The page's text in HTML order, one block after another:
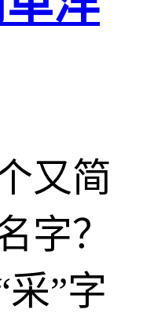
又简
字？
”字